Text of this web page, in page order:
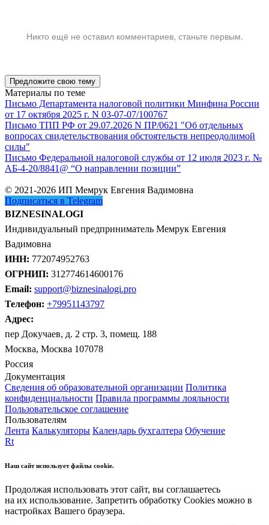
Никто ещё не оставил комментариев, станьте первым.
Предложите свою тему
Материалы по теме
Письмо Департамента налоговой политики Минфина России
от 17 октября 2025 г. N 03-07-07/100767
Письмо ТПП РФ от 29.07.2026 N ПР/0621 "Об отдельных
вопросах свидетельствования обстоятельств непреодолимой
силы"
Письмо Федеральной налоговой службы от 12 июля 2023 г. №
АБ-4-20/8841@ “О направлении позиции”
© 2021-2026 ИП Мемрук Евгения Вадимовна
Подписаться в Telegram
BIZNESINALOGI
Индивидуальный предприниматель Мемрук Евгения
Вадимовна
ИНН: 772074952763
ОГРНИП: 312774614600176
Email: support@biznesinalogi.pro
Телефон: +79951143797
Адрес:
пер Докучаев, д. 2 стр. 3, помещ. 188
Москва, Москва 107078
Россия
Документация
Сведения об образовательной организации Политика
конфиденциальности Правила программы лояльности
Пользовательское соглашение
Пользователям
Лента Калькуляторы Календарь бухгалтера Обучение
Rt
Наш сайт использует файлы cookie.
Продолжая использовать этот сайт, вы соглашаетесь
на их использование. Запретить обработку Cookies можно в
настройках Вашего браузера.